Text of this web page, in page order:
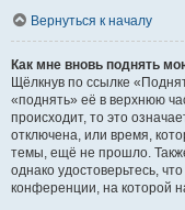
Вернуться к началу
Как мне вновь поднять
Щёлкнув по ссылке
«поднять» её в верхнюю
происходит, то это
отключена, или время,
темы, ещё не прошло.
однако удостоверьтесь,
конференции, на которой